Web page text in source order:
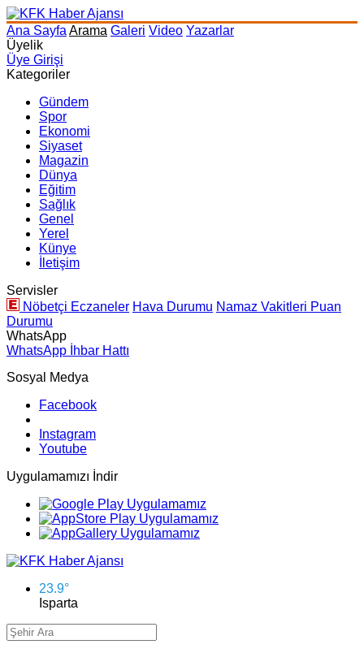
Ana Sayfa Arama Galeri Video Yazarlar
Üyelik
Üye Girişi
Kategoriler
Gündem
Spor
Ekonomi
Siyaset
Magazin
Dünya
Eğitim
Sağlık
Genel
Yerel
Künye
İletişim
Servisler
Nöbetçi Eczaneler Hava Durumu Namaz Vakitleri Puan
Durumu
WhatsApp
WhatsApp İhbar Hattı
Sosyal Medya
Facebook
Instagram
Youtube
Uygulamamızı İndir
23.9°
Isparta